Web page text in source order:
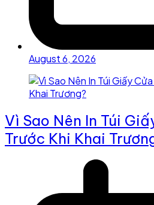
August 6, 2026
Vì Sao Nên In Túi
Trước Khi Khai